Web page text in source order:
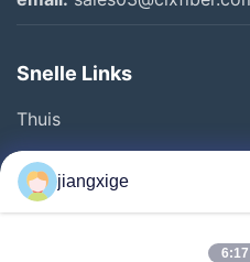
Snelle Links
Thuis
Producten
Over Ons
jiangxige
6:17